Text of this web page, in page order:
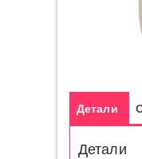
Детали
Детали